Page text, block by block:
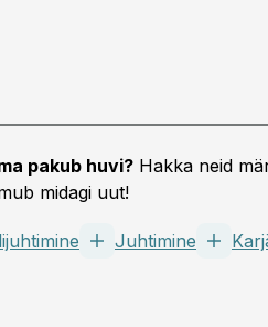
pakub huvi? Hakka neid
midagi uut!
Juhtimine